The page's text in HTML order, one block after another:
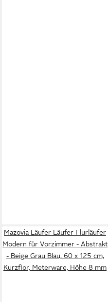
Mazovia Läufer Läufer Flurläufer
Modern für Vorzimmer - Abstrakt
- Beige Grau Blau, 60 x 125 cm,
Kurzflor, Meterware, Höhe 8 mm